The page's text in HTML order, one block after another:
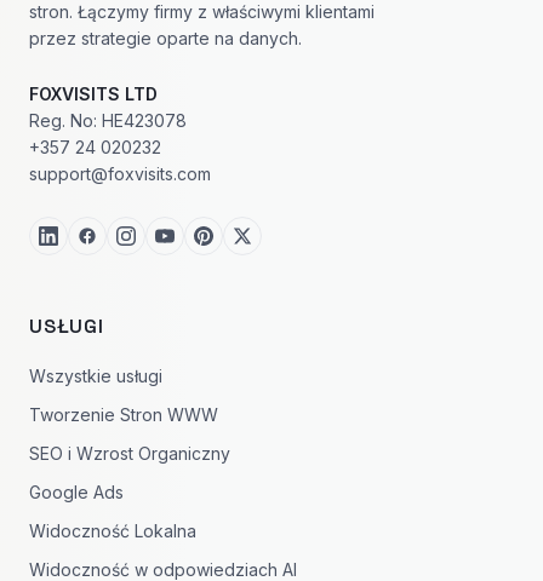
stron. Łączymy firmy z właściwymi klientami
przez strategie oparte na danych.
FOXVISITS LTD
Reg. No: HE423078
+357 24 020232
support@foxvisits.com
USŁUGI
Wszystkie usługi
Tworzenie Stron WWW
SEO i Wzrost Organiczny
Google Ads
Widoczność Lokalna
Widoczność w odpowiedziach AI